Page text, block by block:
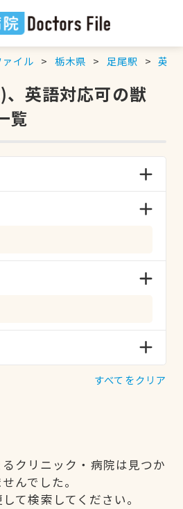
イル 栃木県 足尾駅 英語
英語対応可の獣
覧
すべてをクリア
クリニック・病院は見つか
んでした。
て検索してください。